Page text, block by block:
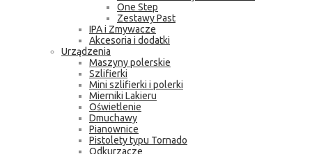
One Step
Zestawy Past
IPA i Zmywacze
Akcesoria i dodatki
Urządzenia
Maszyny polerskie
Szlifierki
Mini szlifierki i polerki
Mierniki Lakieru
Oświetlenie
Dmuchawy
Pianownice
Pistolety typu Tornado
Odkurzacze